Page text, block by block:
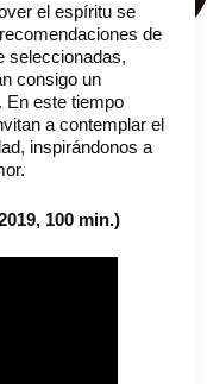
el espíritu se
de
seleccionadas,
consigo un
En este tiempo
a contemplar el
inspirándonos a
100 min.)